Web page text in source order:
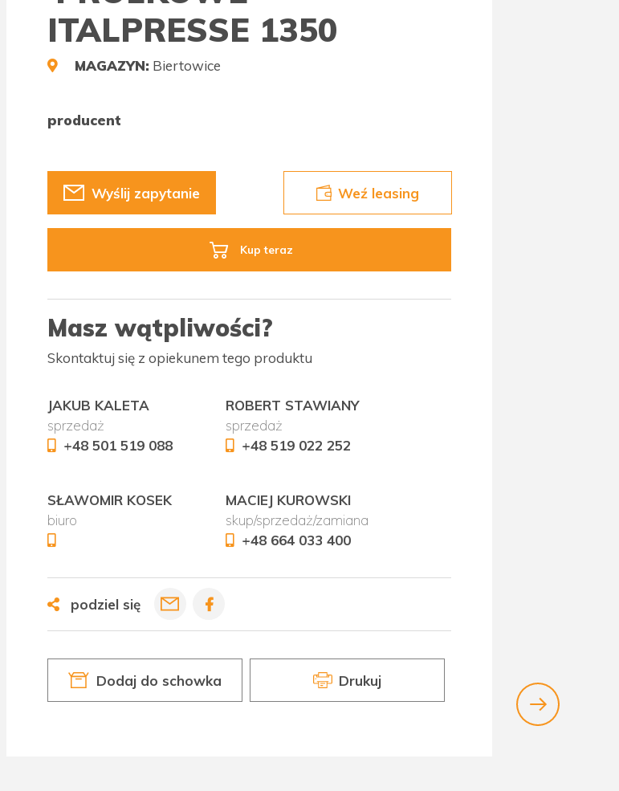
ITALPRESSE 1350
MAGAZYN: Biertowice
producent
Wyślij zapytanie Weź leasing
Kup teraz
Masz wątpliwości?
Skontaktuj się z opiekunem tego produktu
JAKUB KALETA
sprzedaż
+48 501 519 088
ROBERT STAWIANY
sprzedaż
+48 519 022 252
SŁAWOMIR KOSEK
biuro
MACIEJ KUROWSKI
skup/sprzedaż/zamiana
+48 664 033 400
podziel się
Dodaj do schowka Drukuj